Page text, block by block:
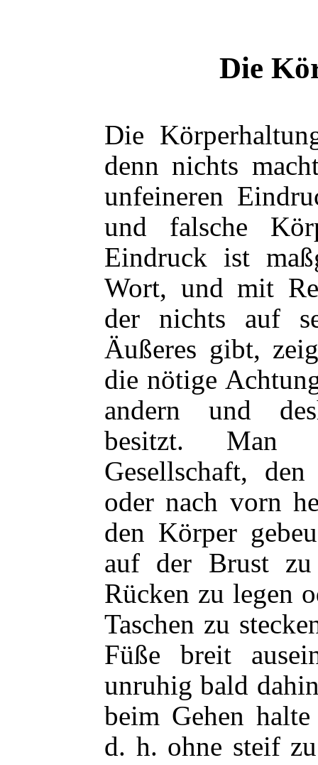
Die
Die
denn nichts
unfeineren
und falsche
Eindruck ist
Wort, und mit
der nichts auf
Äußeres gibt,
die nötige
andern und
besitzt. Man
Gesellschaft,
oder nach vorn
den Körper
auf der Brust
Rücken zu legen
Taschen zu
Füße breit
unruhig bald
beim Gehen
d. h. ohne steif